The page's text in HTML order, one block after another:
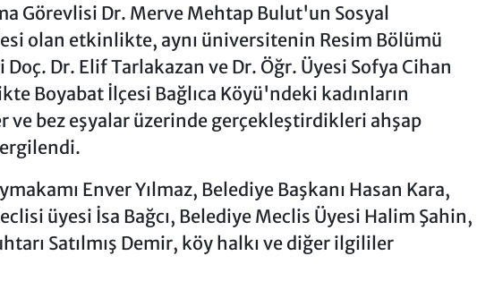
Görevlisi Dr. Merve Mehtap Bulut'un Sosyal
olan etkinlikte, aynı üniversitenin Resim Bölümü
Dr. Elif Tarlakazan ve Dr. Öğr. Üyesi Sofya Cihan
Boyabat İlçesi Bağlıca Köyü'ndeki kadınların
ve bez eşyalar üzerinde gerçekleştirdikleri ahşap
Enver Yılmaz, Belediye Başkanı Hasan Kara,
üyesi İsa Bağcı, Belediye Meclis Üyesi Halim Şahin,
Satılmış Demir, köy halkı ve diğer ilgililer